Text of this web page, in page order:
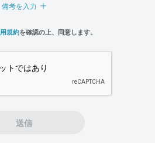
備考を入力
規約を確認の上、同意します。
送信